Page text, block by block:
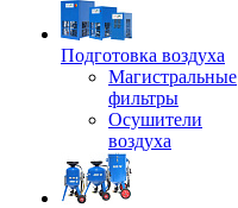
Подготовка воздуха
Магистральные
фильтры
Осушители
воздуха